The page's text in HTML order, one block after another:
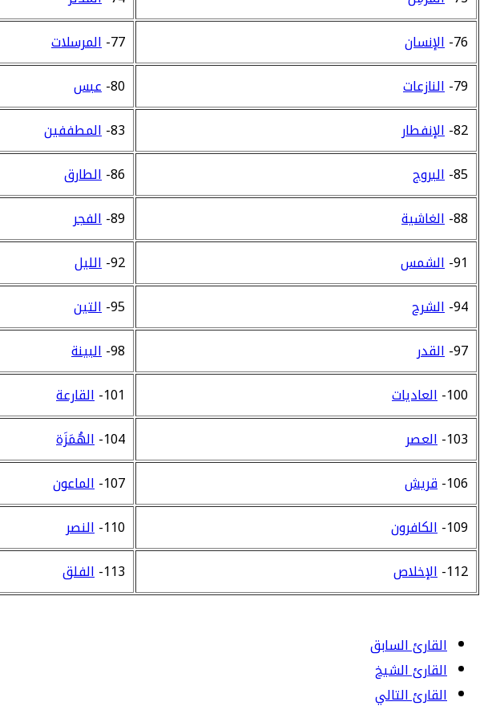
76- الإنسان 77- المرسلات
79- النازعات 80- عبس
82- الإنفطار 83- المطففين
85- البروج 86- الطارق
88- الغاشية 89- الفجر
91- الشمس 92- الليل
94- الشرح 95- التين
97- القدر 98- البينة
100- العاديات 101- القارعة
103- العصر 104- الهُمَزَة
106- قريش 107- الماعون
109- الكافرون 110- النصر
112- الإخلاص 113- الفلق
القارئ السابق
القارئ الشيخ
القارئ التالي